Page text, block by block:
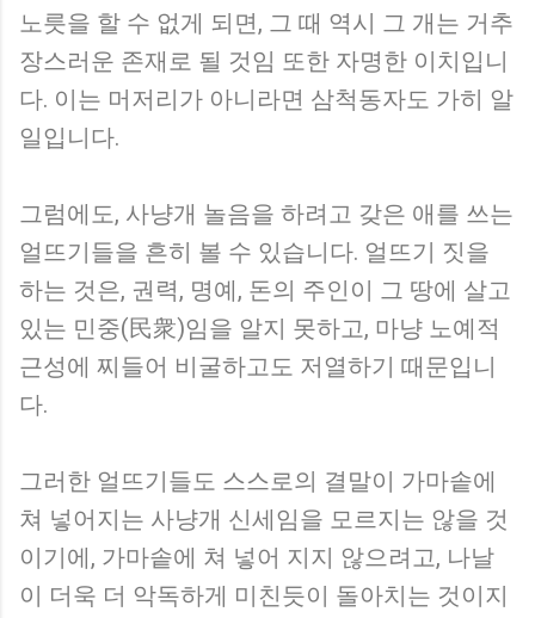
노릇을 할 수 없게 되면, 그 때 역시 그 개는 거추
장스러운 존재로 될 것임 또한 자명한 이치입니
다. 이는 머저리가 아니라면 삼척동자도 가히 알
일입니다.
그럼에도, 사냥개 놀음을 하려고 갖은 애를 쓰는
얼뜨기들을 흔히 볼 수 있습니다. 얼뜨기 짓을
하는 것은, 권력, 명예, 돈의 주인이 그 땅에 살고
있는 민중(民衆)임을 알지 못하고, 마냥 노예적
근성에 찌들어 비굴하고도 저열하기 때문입니
다.
그러한 얼뜨기들도 스스로의 결말이 가마솥에
쳐 넣어지는 사냥개 신세임을 모르지는 않을 것
이기에, 가마솥에 쳐 넣어 지지 않으려고, 나날
이 더욱 더 악독하게 미친듯이 돌아치는 것이지